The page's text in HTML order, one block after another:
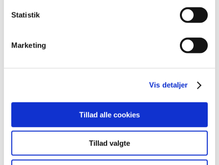
Statistik
Marketing
Vis detaljer
Tillad alle cookies
Tillad valgte
2025 (158)
december (28)
oktober (28)
maj (25)
marts (10)